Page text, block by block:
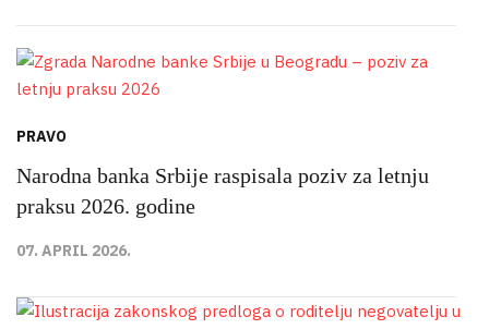
PRAVO
Narodna banka Srbije raspisala poziv za letnju
praksu 2026. godine
07. APRIL 2026.